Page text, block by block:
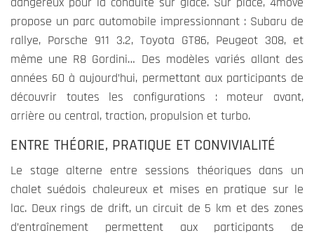
propose un parc automobile impressionnant : Subaru de
rallye, Porsche 911 3.2, Toyota GT86, Peugeot 308, et
même une R8 Gordini… Des modèles variés allant des
années 60 à aujourd’hui, permettant aux participants de
découvrir toutes les configurations : moteur avant,
arrière ou central, traction, propulsion et turbo.
ENTRE THÉORIE, PRATIQUE ET CONVIVIALITÉ
Le stage alterne entre sessions théoriques dans un
chalet suédois chaleureux et mises en pratique sur le
lac. Deux rings de drift, un circuit de 5 km et des zones
d’entraînement permettent aux participants de
disponible.